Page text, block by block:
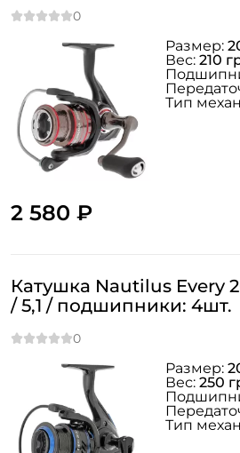
2 580 ₽
Размер:
Вес: 210
Тип
Катушка Nautilus Every
/ 5,1 / подшипники: 4шт.
Размер:
Вес: 250
Тип